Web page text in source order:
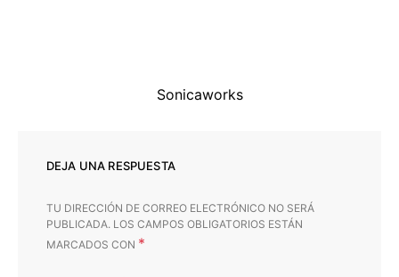
Sonicaworks
DEJA UNA RESPUESTA
TU DIRECCIÓN DE CORREO ELECTRÓNICO NO SERÁ
PUBLICADA. LOS CAMPOS OBLIGATORIOS ESTÁN
MARCADOS CON *